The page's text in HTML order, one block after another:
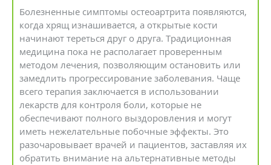
Болезненные симптомы остеоартрита появляются,
когда хрящ изнашивается, а открытые кости
начинают тереться друг о друга. Традиционная
медицина пока не располагает проверенным
методом лечения, позволяющим остановить или
замедлить прогрессирование заболевания. Чаще
всего терапия заключается в использовании
лекарств для контроля боли, которые не
обеспечивают полного выздоровления и могут
иметь нежелательные побочные эффекты. Это
разочаровывает врачей и пациентов, заставляя их
обратить внимание на альтернативные методы